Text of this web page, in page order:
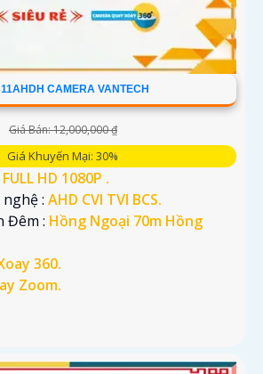
CAMERA VANTECH
Giá Bán: 12,000,000 ₫
Giá Khuyến Mại: 30%
FULL HD 1080P .
: AHD CVI TVI BCS.
Đêm : Hồng Ngoại 70m Hồng
360.
Zoom.